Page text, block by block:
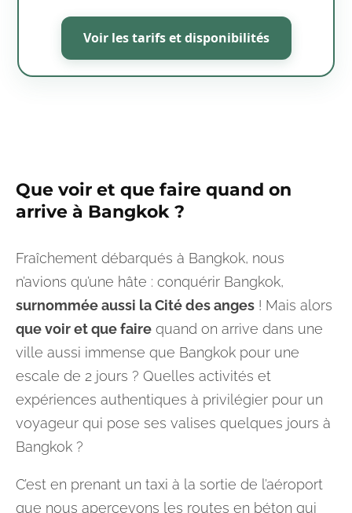
Voir les tarifs et disponibilités
Que voir et que faire quand on
arrive à Bangkok ?
Fraîchement débarqués à Bangkok, nous
n’avions qu’une hâte : conquérir Bangkok,
surnommée aussi la Cité des anges ! Mais alors
que voir et que faire quand on arrive dans une
ville aussi immense que Bangkok pour une
escale de 2 jours ? Quelles activités et
expériences authentiques à privilégier pour un
voyageur qui pose ses valises quelques jours à
Bangkok ?
C’est en prenant un taxi à la sortie de l’aéroport
que nous apercevons les routes en béton qui